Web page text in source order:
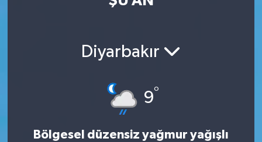
Diyarbakır
9°
Bölgesel düzensiz yağmur yağışlı
Son Dakika Haberleri